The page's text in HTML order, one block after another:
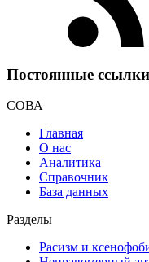
Постоянные ссылки
СОВА
Главная
О нас
Аналитика
Справочник
База данных
Разделы
Расизм и